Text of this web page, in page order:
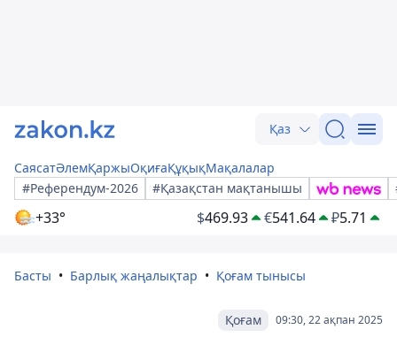
Қаз
СаясатӘлемҚаржыОқиғаҚұқықМақалалар
#Референдум-2026
#Қазақстан мақтанышы
+33° $469.93 €541.64 ₽5.71
Басты Барлық жаңалықтар Қоғам тынысы
09:30, 22 ақпан 2025
Қоғам